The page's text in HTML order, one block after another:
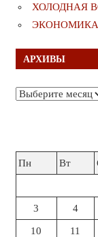
ХОЛОДНАЯ
АРХИВЫ
Архивы
Пн
Вт
3 4
10 11